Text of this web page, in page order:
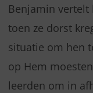
Benjamin
toen ze dorst
situatie om hen
op Hem
leerden om in